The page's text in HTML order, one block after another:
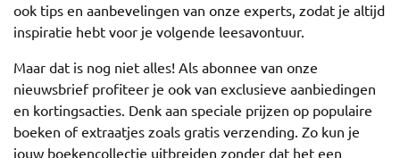
ook tips en aanbevelingen van onze experts, zodat je altijd
inspiratie hebt voor je volgende leesavontuur.
Maar dat is nog niet alles! Als abonnee van onze
nieuwsbrief profiteer je ook van exclusieve aanbiedingen
en kortingsacties. Denk aan speciale prijzen op populaire
boeken of extraatjes zoals gratis verzending. Zo kun je
jouw boekencollectie uitbreiden zonder dat het een